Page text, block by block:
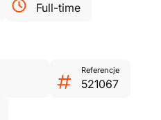
Full-time
Referencje
521067